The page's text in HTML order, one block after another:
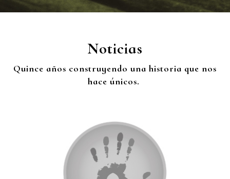
Noticias
Quince años construyendo una historia que nos
hace únicos.